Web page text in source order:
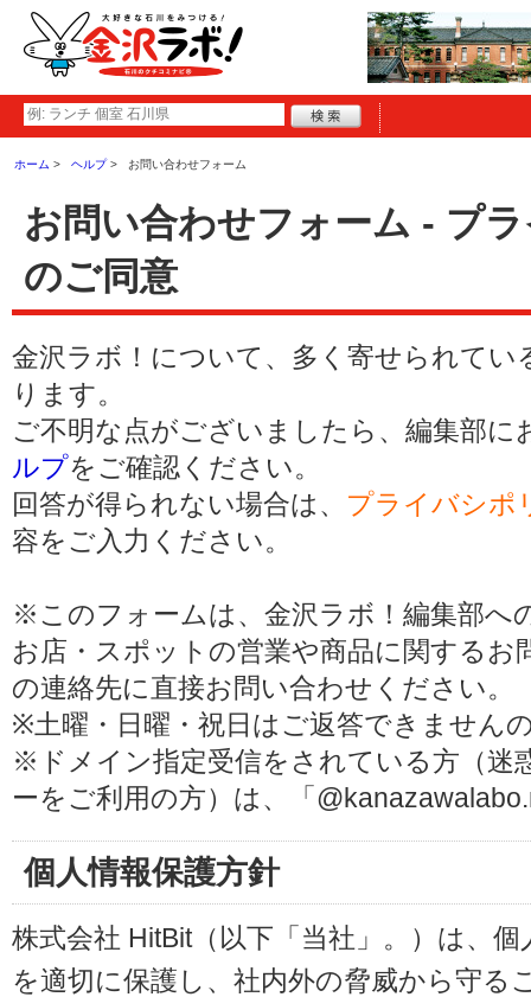
ホーム ヘルプ お問い合わせフォーム
お問い合わせフォーム - プ
のご同意
金沢ラボ！について、多く寄せられてい
ります。
ご不明な点がございましたら、編集部
ルプをご確認ください。
回答が得られない場合は、 プライバシポ
容をご入力ください。
※このフォームは、金沢ラボ！編集部へ
お店・スポットの営業や商品に関する
の連絡先に直接お問い合わせください。
※土曜・日曜・祝日はご返答できません
※ドメイン指定受信をされている方（迷
ーをご利用の方）は、「
個人情報保護方針
株式会社 HitBit（以下「当社」。）は、
を適切に保護し、社内外の脅威から守る